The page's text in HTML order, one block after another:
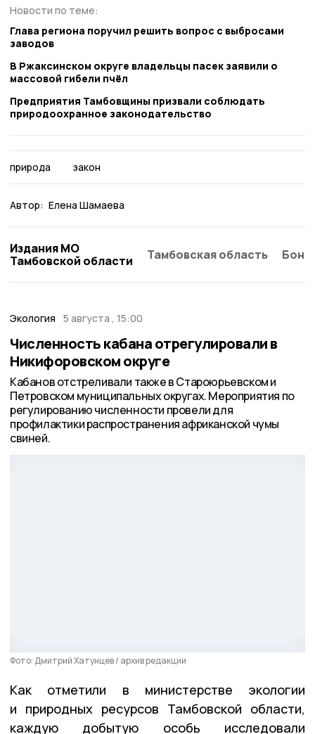
Новости по теме:
Глава региона поручил решить вопрос с выбросами
заводов
В Ржаксинском округе владельцы пасек заявили о
массовой гибели пчёл
Предприятия Тамбовщины призвали соблюдать
природоохранное законодательство
природа закон
Автор: Елена Шамаева
Издания МО
Тамбовской области
Тамбовская область
Экология 5 августа , 15:00
Численность кабана отрегулировали в
Никифоровском округе
Кабанов отстреливали также в Староюрьевском и
Петровском муниципальных округах. Мероприятия по
регулированию численности провели для
профилактики распространения африканской чумы
свиней.
Фото: Дмитрий Хатунцев / архив редакции
Как отметили в министерстве экологии
и природных ресурсов Тамбовской области,
каждую добытую особь исследовали